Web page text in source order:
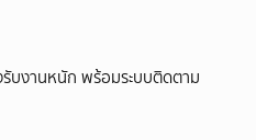
รับงานหนัก พร้อมระบบติดตาม